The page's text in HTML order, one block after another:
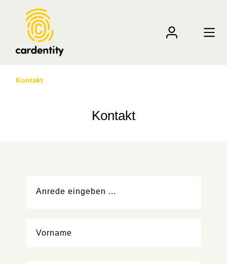
Kontakt
Kontakt
Vorname